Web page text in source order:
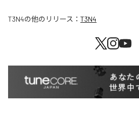
T3N4の他のリリース： T3N4